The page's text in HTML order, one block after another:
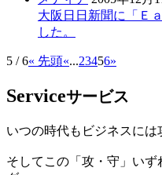
大阪日日新聞に「Ｅ
した。
5 / 6« 先頭«...23456»
Serviceサービス
いつの時代もビジネスには
そしてこの「攻・守」い